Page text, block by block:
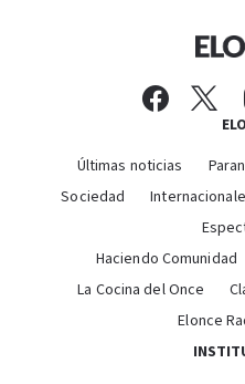
Últimas noticias
Sociedad
Haciendo Comunidad
La Cocina del Once
Elonce